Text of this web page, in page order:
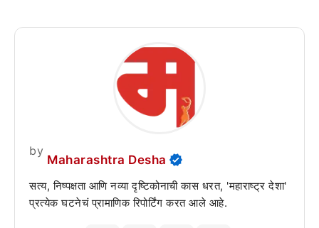
by
Maharashtra Desha
सत्य, निष्पक्षता आणि नव्या दृष्टिकोनाची कास धरत, 'महाराष्ट्र देशा'
प्रत्येक घटनेचं प्रामाणिक रिपोर्टिंग करत आले आहे.